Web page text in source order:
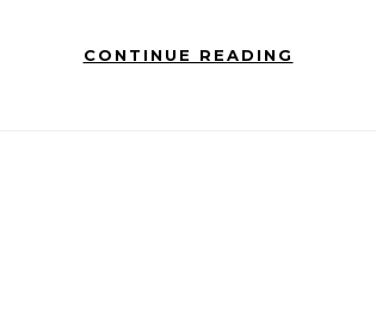
CONTINUE READING